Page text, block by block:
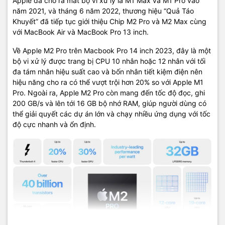
năm 2021, và tháng 6 năm 2022, thương hiệu “Quả Táo
Khuyết” đã tiếp tục giới thiệu Chip M2 Pro và M2 Max cùng
với MacBook Air và MacBook Pro 13 inch.
Về Apple M2 Pro trên Macbook Pro 14 inch 2023, đây là một
bộ vi xử lý được trang bị CPU 10 nhân hoặc 12 nhân với tối
đa tám nhân hiệu suất cao và bốn nhân tiết kiệm điện nên
hiệu năng cho ra có thể vượt trội hơn 20% so với Apple M1
Pro. Ngoài ra, Apple M2 Pro còn mang đến tốc độ đọc, ghi
200 GB/s và lên tới 16 GB bộ nhớ RAM, giúp người dùng có
thể giải quyết các dự án lớn và chạy nhiều ứng dụng với tốc
độ cực nhanh và ổn định.
Địa chỉ: 574 Nguyễn Đình Chiểu Phường 4 Quận 3 TP.HCM
Điện thoại: 0922.19.79.79
Thời gian làm việc: 8h30 - 19h00 ( Chủ Nhật làm việc từ 9h30 -
18h )